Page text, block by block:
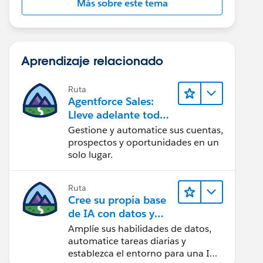
Más sobre este tema
Aprendizaje relacionado
Ruta
Agentforce Sales:
Lleve adelante todas
sus operaciones de
ventas
Gestione y automatice sus cuentas,
prospectos y oportunidades en un
solo lugar.
Ruta
Cree su propia base
de IA con datos y
automatización
Amplíe sus habilidades de datos,
automatice tareas diarias y
establezca el entorno para una IA